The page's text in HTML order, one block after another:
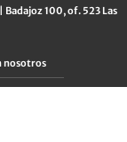
100, of. 523 Las
nosotros